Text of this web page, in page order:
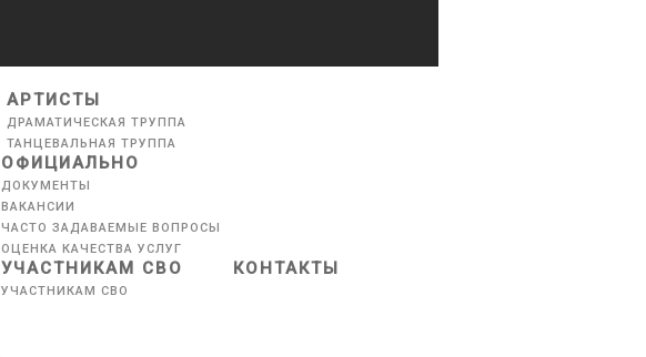
АРТИСТЫ
ДРАМАТИЧЕСКАЯ ТРУППА
ТАНЦЕВАЛЬНАЯ ТРУППА
ОФИЦИАЛЬНО
ДОКУМЕНТЫ
ВАКАНСИИ
ЧАСТО ЗАДАВАЕМЫЕ ВОПРОСЫ
ОЦЕНКА КАЧЕСТВА УСЛУГ
УЧАСТНИКАМ СВО
УЧАСТНИКАМ СВО
КОНТАКТЫ